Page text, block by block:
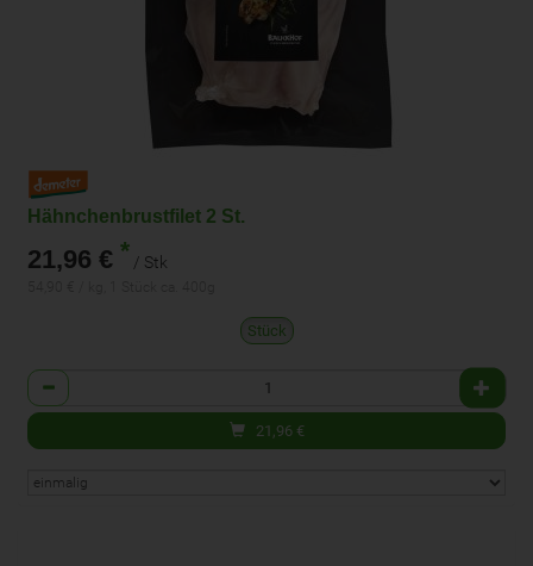
Hähnchenbrustfilet 2 St.
21,96 € * / Stk
Stück
Anzahl
21,96 €